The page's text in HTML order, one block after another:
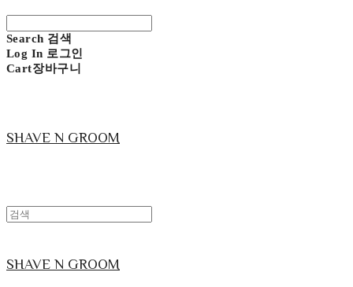
Search 검색
Log In 로그인
Cart장바구니
SHAVE N GROOM
SHAVE N GROOM